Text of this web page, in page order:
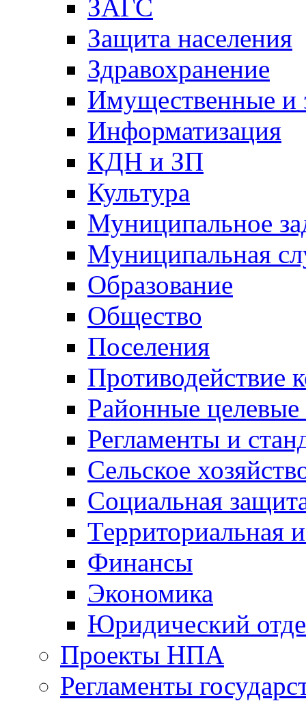
ЗАГС
Защита населения
Здравохранение
Имущественные и
Информатизация
КДН и ЗП
Культура
Муниципальное
Муниципальная
Образование
Общество
Поселения
Противодействие
Районные
Регламенты и
Сельское
Социальная
Территориальная
Финансы
Экономика
Юридический
Проекты НПА
Регламенты